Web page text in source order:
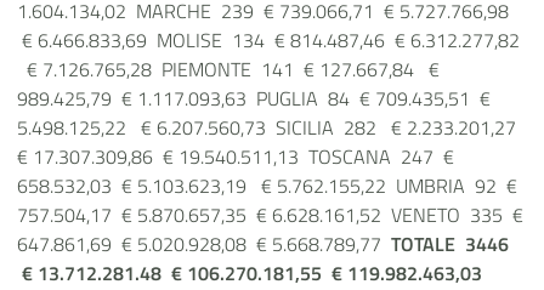
1.604.134,02 MARCHE 239 € 739.066,71 € 5.727.766,98
€ 6.466.833,69 MOLISE 134 € 814.487,46 € 6.312.277,82
€ 7.126.765,28 PIEMONTE 141 € 127.667,84 €
989.425,79 € 1.117.093,63 PUGLIA 84 € 709.435,51 €
5.498.125,22 € 6.207.560,73 SICILIA 282 € 2.233.201,27
€ 17.307.309,86 € 19.540.511,13 TOSCANA 247 €
658.532,03 € 5.103.623,19 € 5.762.155,22 UMBRIA 92 €
757.504,17 € 5.870.657,35 € 6.628.161,52 VENETO 335 €
647.861,69 € 5.020.928,08 € 5.668.789,77 TOTALE 3446
€ 13.712.281.48 € 106.270.181,55 € 119.982.463,03